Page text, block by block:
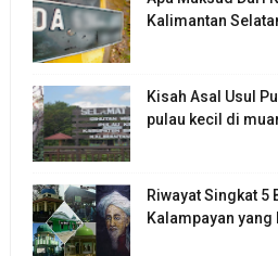
Kalimantan
Kisah Asal Usul
pulau kecil di
Riwayat Singkat 5
Kalampayan